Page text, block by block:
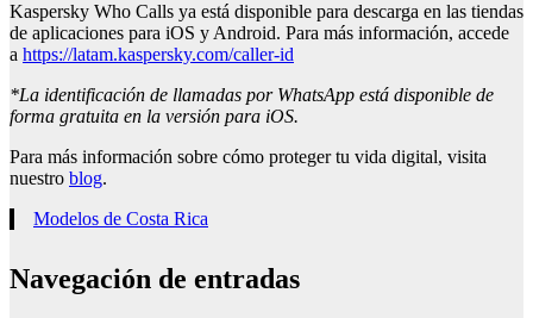
Kaspersky Who Calls ya está disponible para descarga en las tiendas
de aplicaciones para iOS y Android. Para más información, accede
a https://latam.kaspersky.com/caller-id
*La identificación de llamadas por WhatsApp está disponible de
forma gratuita en la versión para iOS.
Para más información sobre cómo proteger tu vida digital, visita
nuestro blog.
Modelos de Costa Rica
Navegación de entradas